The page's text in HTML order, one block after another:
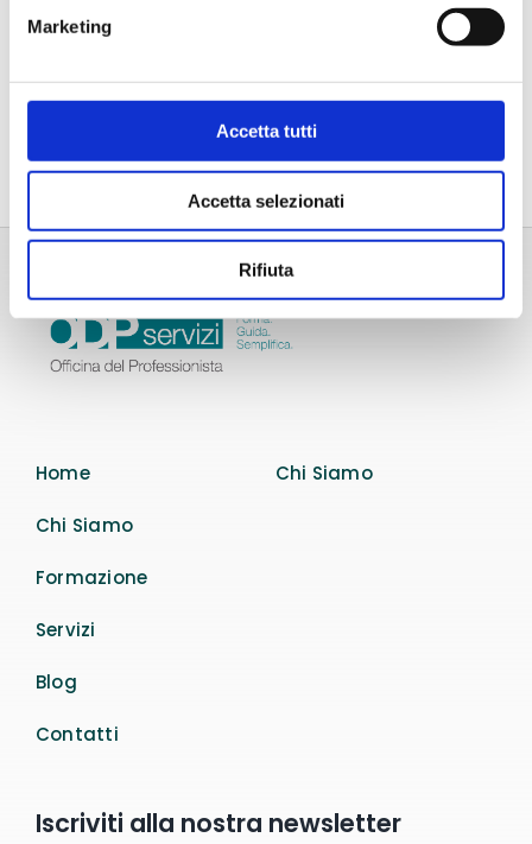
Marketing
Accetta tutti
Accetta selezionati
Rifiuta
Bollini per certificati
CCIAA (foglio 40 bollini)
4,03€
Home
Chi Siamo
Formazione
Servizi
Blog
Contatti
Chi Siamo
Iscriviti alla nostra newsletter